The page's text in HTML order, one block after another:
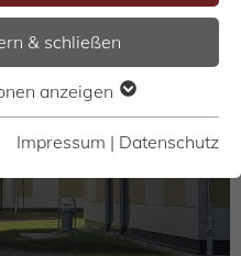
& schließen
anzeigen
Impressum | Datenschutz